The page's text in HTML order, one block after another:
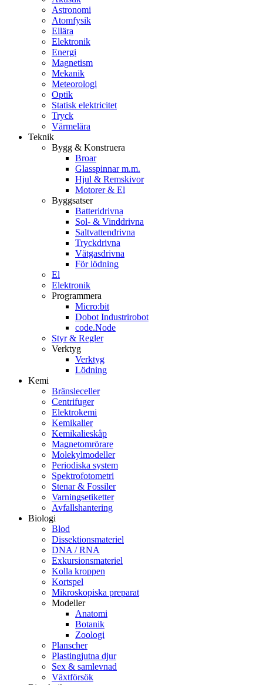
Astronomi
Atomfysik
Ellära
Elektronik
Energi
Magnetism
Mekanik
Meteorologi
Optik
Statisk elektricitet
Tryck
Värmelära
Teknik
Bygg & Konstruera
Broar
Glasspinnar m.m.
Hjul & Remskivor
Motorer & El
Byggsatser
Batteridrivna
Sol- & Vinddrivna
Saltvattendrivna
Tryckdrivna
Vätgasdrivna
För lödning
El
Elektronik
Programmera
Micro:bit
Dobot Industrirobot
code.Node
Styr & Regler
Verktyg
Verktyg
Lödning
Kemi
Bränsleceller
Centrifuger
Elektrokemi
Kemikalier
Kemikalieskåp
Magnetomrörare
Molekylmodeller
Periodiska system
Spektrofotometri
Stenar & Fossiler
Varningsetiketter
Avfallshantering
Biologi
Blod
Dissektionsmateriel
DNA / RNA
Exkursionsmateriel
Kolla kroppen
Kortspel
Mikroskopiska preparat
Modeller
Anatomi
Botanik
Zoologi
Planscher
Plastingjutna djur
Sex & samlevnad
Växtförsök